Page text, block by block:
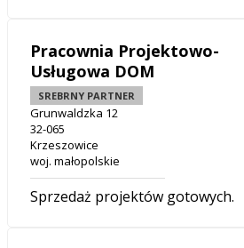
Pracownia Projektowo-
Usługowa DOM
SREBRNY PARTNER
Grunwaldzka 12
32-065
Krzeszowice
woj. małopolskie
Sprzedaż projektów gotowych.